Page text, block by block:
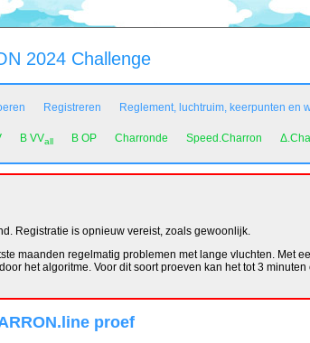
2024 Challenge
Registreren Reglement, luchtruim, keerpunten en
B VVall B OP Charronde Speed.Charron
Registratie is opnieuw vereist, zoals gewoonlijk.
maanden regelmatig problemen met lange vluchten. Met
het algoritme. Voor dit soort proeven kan het tot 3
proef